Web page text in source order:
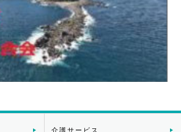
介護サービス